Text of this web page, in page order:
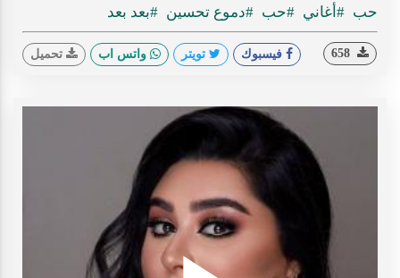
حب #أغاني #حب #دموع تحسين #بعد بعد
فيسبوك تويتر واتس اب تحميل